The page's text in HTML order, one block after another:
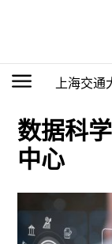
上海交通
数据科
中心